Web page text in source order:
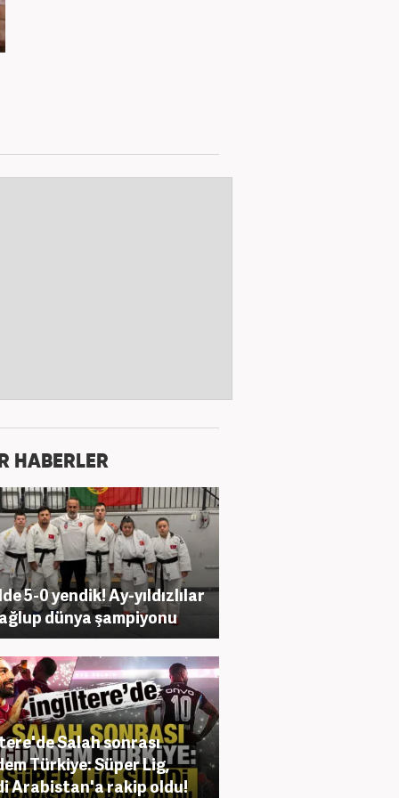
HABERLER
5-0 yendik! Ay-yıldızlılar
dünya şampiyonu
Salah sonrası
Türkiye: Süper Lig,
Arabistan'a rakip oldu!